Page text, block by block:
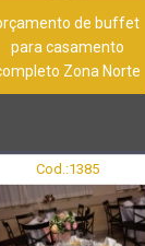
de buffet
para casamento
Zona Norte
Cod.:1385